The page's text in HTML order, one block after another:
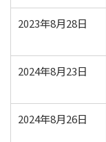
2023年8月28日
2024年8月23日
2024年8月26日